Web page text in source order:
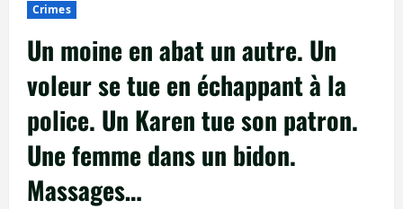
Crimes
Un moine en abat un autre. Un
voleur se tue en échappant à la
police. Un Karen tue son patron.
Une femme dans un bidon.
Massages…